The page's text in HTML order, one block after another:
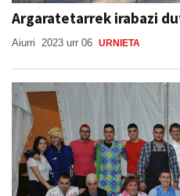
Argaratetarrek irabazi
Aiurri 2023 urr 06 URNIETA